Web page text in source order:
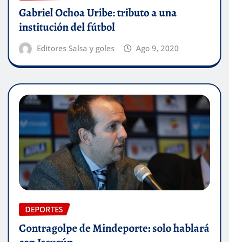
Gabriel Ochoa Uribe: tributo a una
institución del fútbol
Editores Salsa y goles Ago 9, 2020
DEPORTES
Contragolpe de Mindeporte: solo hablará